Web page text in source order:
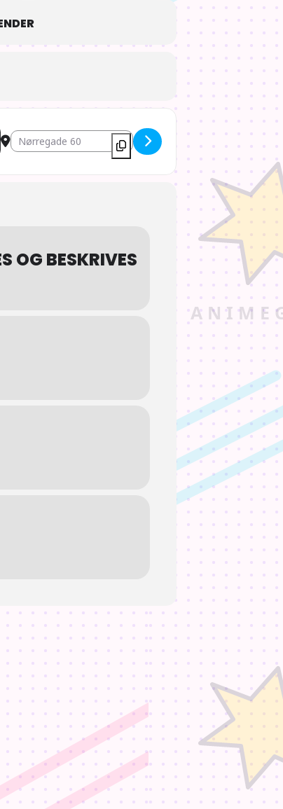
Destination Address - AIOdense - Jule-gys [xd16Wnlyi]
OG BESKRIVES